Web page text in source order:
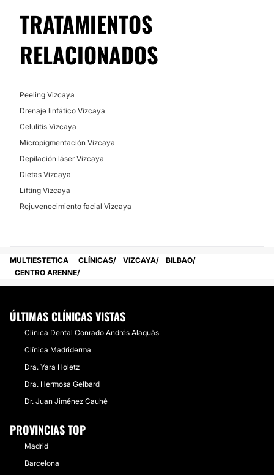
TRATAMIENTOS
RELACIONADOS
Peeling Vizcaya
Drenaje linfático Vizcaya
Celulitis Vizcaya
Micropigmentación Vizcaya
Depilación láser Vizcaya
Dietas Vizcaya
Lifting Vizcaya
Rejuvenecimiento facial Vizcaya
MULTIESTETICA CLÍNICAS VIZCAYA
BILBAO
CENTRO ARENNE
ÚLTIMAS CLÍNICAS VISTAS
Clinica Dental Conrado Andrés Alaquàs
Clínica Madriderma
Dra. Yara Holetz
Dra. Hermosa Gelbard
Dr. Juan Jiménez Cauhé
PROVINCIAS TOP
Madrid
Barcelona